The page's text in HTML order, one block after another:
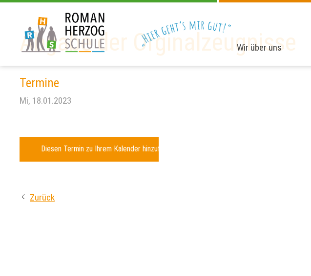
Wir über uns
Abgabe der Orginalzeugnisse
Termine
Mi, 18.01.2023
Diesen Termin zu Ihrem Kalender hinzufügen
Zurück